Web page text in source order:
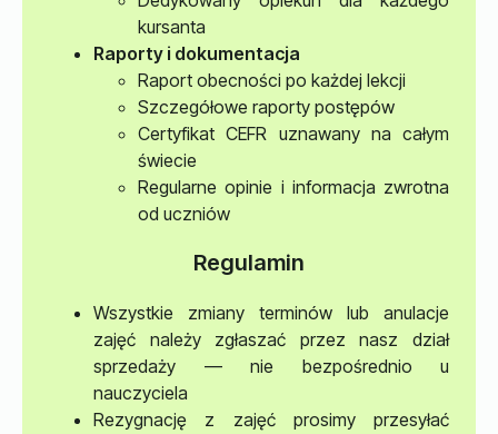
kursanta
Raporty i dokumentacja
Raport obecności po każdej lekcji
Szczegółowe raporty postępów
Certyfikat CEFR uznawany na całym
świecie
Regularne opinie i informacja zwrotna
od uczniów
Regulamin
Wszystkie zmiany terminów lub anulacje
zajęć należy zgłaszać przez nasz dział
sprzedaży — nie bezpośrednio u
nauczyciela
Rezygnację z zajęć prosimy przesyłać